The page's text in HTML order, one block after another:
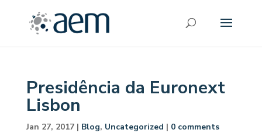
Presidência da Euronext
Lisbon
Jan 27, 2017| Blog, Uncategorized | 0 comments